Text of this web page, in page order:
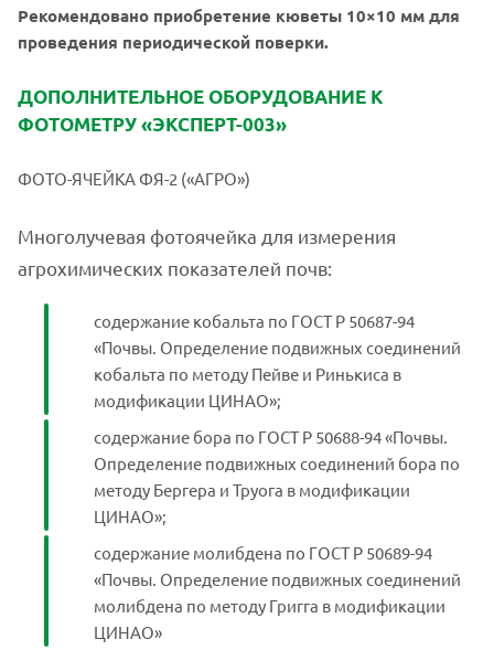
Рекомендовано приобретение кюветы 10×10 мм для
проведения периодической поверки.
ДОПОЛНИТЕЛЬНОЕ ОБОРУДОВАНИЕ К
ФОТОМЕТРУ «ЭКСПЕРТ-003»
ФOТO-ЯЧЕЙКA ФЯ-2 («АГPO»)
Многолучевая фотоячейка для измерения
агрохимических показателей почв:
содержание кобальта по ГОСТ Р 50687-94
«Почвы. Определение подвижных соединений
кобальта по методу Пейве и Ринькиса в
модификации ЦИНАО»;
содержание бора по ГОСТ Р 50688-94 «Почвы.
Определение подвижных соединений бора по
методу Бергера и Труога в модификации
ЦИНАО»;
содержание молибдена по ГОСТ Р 50689-94
«Почвы. Определение подвижных соединений
молибдена по методу Григга в модификации
ЦИНАО»